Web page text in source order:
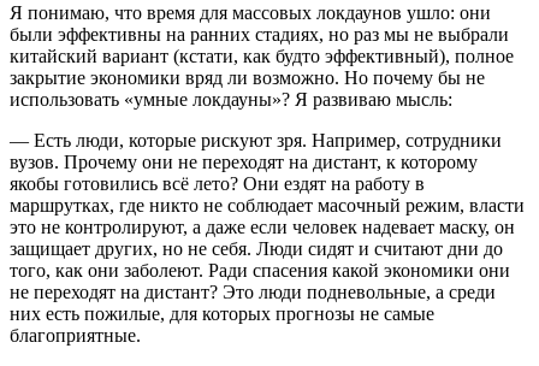
Я понимаю, что время для массовых локдаунов ушло: они
были эффективны на ранних стадиях, но раз мы не выбрали
китайский вариант (кстати, как будто эффективный), полное
закрытие экономики вряд ли возможно. Но почему бы не
использовать «умные локдауны»? Я развиваю мысль:
— Есть люди, которые рискуют зря. Например, сотрудники
вузов. Прочему они не переходят на дистант, к которому
якобы готовились всё лето? Они ездят на работу в
маршрутках, где никто не соблюдает масочный режим, власти
это не контролируют, а даже если человек надевает маску, он
защищает других, но не себя. Люди сидят и считают дни до
того, как они заболеют. Ради спасения какой экономики они
не переходят на дистант? Это люди подневольные, а среди
них есть пожилые, для которых прогнозы не самые
благоприятные.